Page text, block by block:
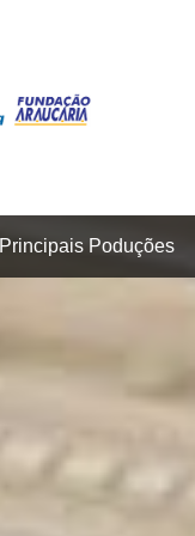
Principais Poduções